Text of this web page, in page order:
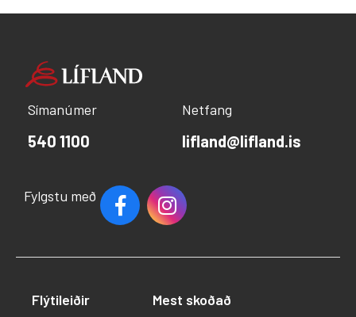
verði. Nú er um að gera að nota tækifærið og
hverjum degi. Hlökkum til að sjá þig, starfsfólk
Líflands.
Símanúmer
540 1100
Netfang
lifland@lifland.is
Fylgstu með
Flýtileiðir
Mest skoðað